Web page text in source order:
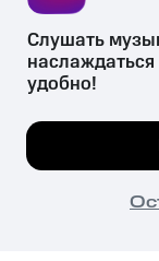
психотропных
их незаконный
© 2026 ООО «КИОН».
Все права
Мы
Слушать
удобно!